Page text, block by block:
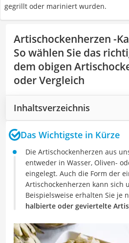
gegrillt oder mariniert wurden.
Artischockenherzen -
So wählen Sie das
dem obigen
oder Vergleich
Inhaltsverzeichnis
Das Wichtigste in Kürze
Die Artischockenherzen aus
entweder in Wasser, Oliven-
eingelegt. Auch die Form der
Artischockenherzen kann sich
Beispielsweise erhalten Sie je
halbierte oder geviertelte